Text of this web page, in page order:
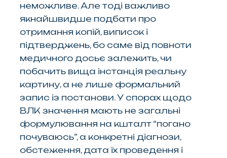
неможливе. Але тоді важливо
якнайшвидше подбати про
отримання копій, виписок і
підтверджень, бо саме від повноти
медичного досьє залежить, чи
побачить вища інстанція реальну
картину, а не лише формальний
запис із постанови. У спорах щодо
ВЛК значення мають не загальні
формулювання на кшталт “погано
почуваюсь”, а конкретні діагнози,
обстеження, дата їх проведення і